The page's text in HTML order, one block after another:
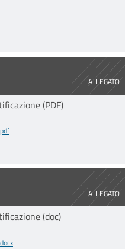
ALLEGATO
(3).pdf
(PDF)
ALLEGATO
(5).docx
(doc)